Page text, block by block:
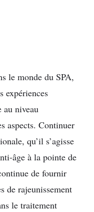
le monde du SPA,
expériences
au niveau
aspects. Continuer
qu’il s’agisse
âge à la pointe de
de fournir
de rajeunissement
le traitement